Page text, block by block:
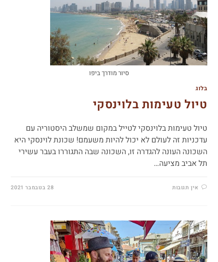
סיור מודרך ביפו
בלוג
טיול טעימות בלוינסקי
טיול טעימות בלוינסקי לטייל במקום שמשלב היסטוריה עם
עדכניות זה לעולם לא יכול להיות משעמם! שכונת לוינסקי היא
השכונה העונה להגדרה זו, השכונה שבה התגוררו בעבר עשירי
תל אביב מציעה…
אין תגובות 28 בנובמבר 2021